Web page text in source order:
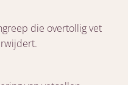
die overtollig vet